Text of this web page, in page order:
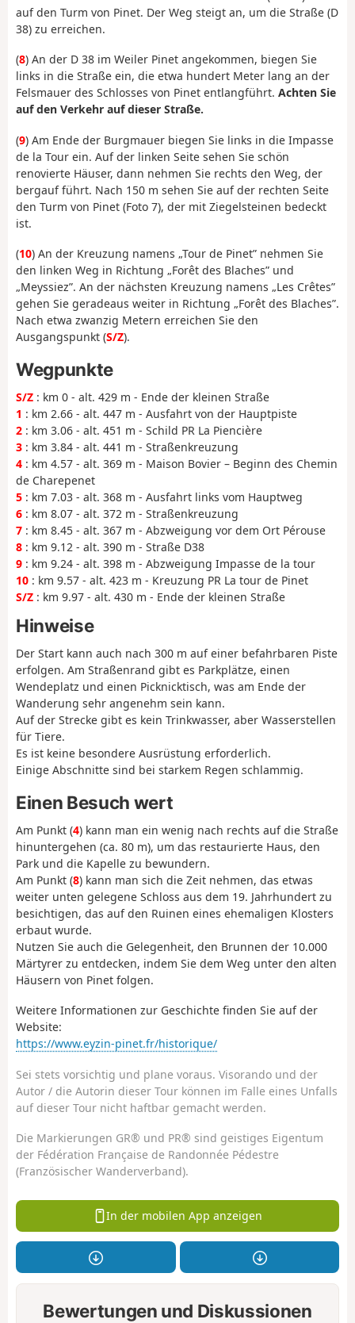
auf den Turm von Pinet. Der Weg steigt an, um die Straße (D
38) zu erreichen.
(8) An der D 38 im Weiler Pinet angekommen, biegen Sie
links in die Straße ein, die etwa hundert Meter lang an der
Felsmauer des Schlosses von Pinet entlangführt. Achten Sie
auf den Verkehr auf dieser Straße.
(9) Am Ende der Burgmauer biegen Sie links in die Impasse
de la Tour ein. Auf der linken Seite sehen Sie schön
renovierte Häuser, dann nehmen Sie rechts den Weg, der
bergauf führt. Nach 150 m sehen Sie auf der rechten Seite
den Turm von Pinet (Foto 7), der mit Ziegelsteinen bedeckt
ist.
(10) An der Kreuzung namens „Tour de Pinet” nehmen Sie
den linken Weg in Richtung „Forêt des Blaches” und
„Meyssiez”. An der nächsten Kreuzung namens „Les Crêtes”
gehen Sie geradeaus weiter in Richtung „Forêt des Blaches”.
Nach etwa zwanzig Metern erreichen Sie den
Ausgangspunkt (S/Z).
Wegpunkte
S/Z : km 0 - alt. 429 m - Ende der kleinen Straße
1 : km 2.66 - alt. 447 m - Ausfahrt von der Hauptpiste
2 : km 3.06 - alt. 451 m - Schild PR La Piencière
3 : km 3.84 - alt. 441 m - Straßenkreuzung
4 : km 4.57 - alt. 369 m - Maison Bovier – Beginn des Chemin
de Charepenet
5 : km 7.03 - alt. 368 m - Ausfahrt links vom Hauptweg
6 : km 8.07 - alt. 372 m - Straßenkreuzung
7 : km 8.45 - alt. 367 m - Abzweigung vor dem Ort Pérouse
8 : km 9.12 - alt. 390 m - Straße D38
9 : km 9.24 - alt. 398 m - Abzweigung Impasse de la tour
10 : km 9.57 - alt. 423 m - Kreuzung PR La tour de Pinet
S/Z : km 9.97 - alt. 430 m - Ende der kleinen Straße
Hinweise
Der Start kann auch nach 300 m auf einer befahrbaren Piste
erfolgen. Am Straßenrand gibt es Parkplätze, einen
Wendeplatz und einen Picknicktisch, was am Ende der
Wanderung sehr angenehm sein kann.
Auf der Strecke gibt es kein Trinkwasser, aber Wasserstellen
für Tiere.
Es ist keine besondere Ausrüstung erforderlich.
Einige Abschnitte sind bei starkem Regen schlammig.
Einen Besuch wert
Am Punkt (4) kann man ein wenig nach rechts auf die Straße
hinuntergehen (ca. 80 m), um das restaurierte Haus, den
Park und die Kapelle zu bewundern.
Am Punkt (8) kann man sich die Zeit nehmen, das etwas
weiter unten gelegene Schloss aus dem 19. Jahrhundert zu
besichtigen, das auf den Ruinen eines ehemaligen Klosters
erbaut wurde.
Nutzen Sie auch die Gelegenheit, den Brunnen der 10.000
Märtyrer zu entdecken, indem Sie dem Weg unter den alten
Häusern von Pinet folgen.
Weitere Informationen zur Geschichte finden Sie auf der
Website:
https://www.eyzin-pinet.fr/historique/
Sei stets vorsichtig und plane voraus. Visorando und der
Autor / die Autorin dieser Tour können im Falle eines Unfalls
auf dieser Tour nicht haftbar gemacht werden.
Die Markierungen GR® und PR® sind geistiges Eigentum
der Fédération Française de Randonnée Pédestre
(Französischer Wanderverband).
In der mobilen App anzeigen
Bewertungen und Diskussionen